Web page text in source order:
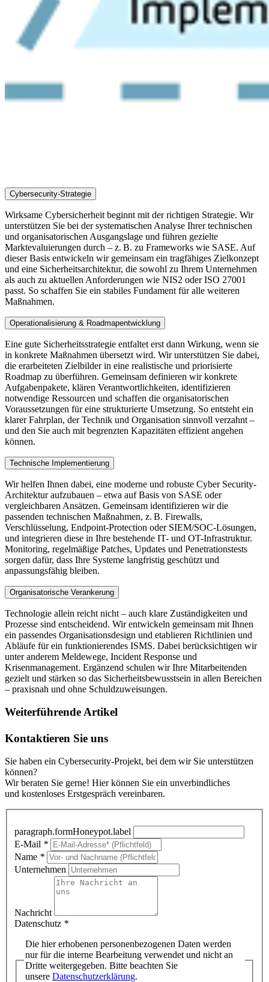
Cybersecurity-Strategie
Wirksame Cybersicherheit beginnt mit der richtigen Strategie. Wir
unterstützen Sie bei der systematischen Analyse Ihrer technischen
und organisatorischen Ausgangslage und führen gezielte
Marktevaluierungen durch – z. B. zu Frameworks wie SASE. Auf
dieser Basis entwickeln wir gemeinsam ein tragfähiges Zielkonzept
und eine Sicherheitsarchitektur, die sowohl zu Ihrem Unternehmen
als auch zu aktuellen Anforderungen wie NIS2 oder ISO 27001
passt. So schaffen Sie ein stabiles Fundament für alle weiteren
Maßnahmen.
Operationalisierung & Roadmapentwicklung
Eine gute Sicherheitsstrategie entfaltet erst dann Wirkung, wenn sie
in konkrete Maßnahmen übersetzt wird. Wir unterstützen Sie dabei,
die erarbeiteten Zielbilder in eine realistische und priorisierte
Roadmap zu überführen. Gemeinsam definieren wir konkrete
Aufgabenpakete, klären Verantwortlichkeiten, identifizieren
notwendige Ressourcen und schaffen die organisatorischen
Voraussetzungen für eine strukturierte Umsetzung. So entsteht ein
klarer Fahrplan, der Technik und Organisation sinnvoll verzahnt –
und den Sie auch mit begrenzten Kapazitäten effizient angehen
können.
Technische Implementierung
Wir helfen Ihnen dabei, eine moderne und robuste Cyber Security-
Architektur aufzubauen – etwa auf Basis von SASE oder
vergleichbaren Ansätzen. Gemeinsam identifizieren wir die
passenden technischen Maßnahmen, z. B. Firewalls,
Verschlüsselung, Endpoint-Protection oder SIEM/SOC-Lösungen,
und integrieren diese in Ihre bestehende IT- und OT-Infrastruktur.
Monitoring, regelmäßige Patches, Updates und Penetrationstests
sorgen dafür, dass Ihre Systeme langfristig geschützt und
anpassungsfähig bleiben.
Organisatorische Verankerung
Technologie allein reicht nicht – auch klare Zuständigkeiten und
Prozesse sind entscheidend. Wir entwickeln gemeinsam mit Ihnen
ein passendes Organisationsdesign und etablieren Richtlinien und
Abläufe für ein funktionierendes ISMS. Dabei berücksichtigen wir
unter anderem Meldewege, Incident Response und
Krisenmanagement. Ergänzend schulen wir Ihre Mitarbeitenden
gezielt und stärken so das Sicherheitsbewusstsein in allen Bereichen
– praxisnah und ohne Schuldzuweisungen.
Weiterführende Artikel
Kontaktieren Sie uns
Sie haben ein Cybersecurity-Projekt, bei dem wir Sie unterstützen
können?
Wir beraten Sie gerne! Hier können Sie ein unverbindliches
und kostenloses Erstgespräch vereinbaren.
paragraph.formHoneypot.label
E-Mail *
Name *
Unternehmen
Nachricht
Datenschutz *
Die hier erhobenen personenbezogenen Daten werden
nur für die interne Bearbeitung verwendet und nicht an
Dritte weitergegeben. Bitte beachten Sie
unsere Datenschutzerklärung.